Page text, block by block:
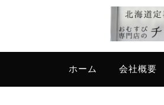
ホーム 会社概要